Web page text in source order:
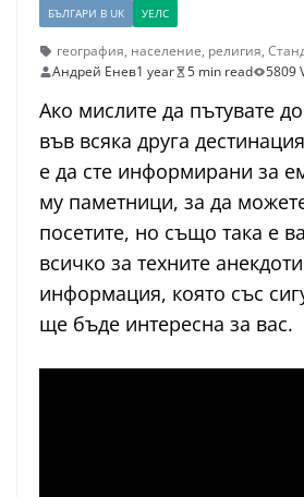
БЪЛГАРИ В UK УЕЛС
география, население, религия,
Андрей Енев1 year 5 min read 5809
Ако мислите да пътувате
във всяка друга
е да сте информирани за
му паметници, за да
посетите, но също така е
всичко за техните
информация, която със
ще бъде интересна за вас.